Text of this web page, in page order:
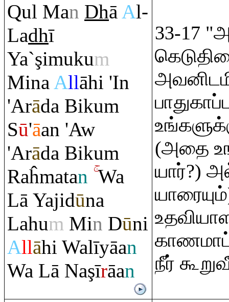
Qul Man DhāAl-
Ladhī
Ya`şimukum
MinaAllāhi 'In
'Arāda Bikum
Sū'āan 'Aw
'Arāda Bikum
Raĥmatan Wa
Lā Yajidūna
Lahum Min Dūni
Allāhi Walīyāan
Wa Lā Naşīrāan
33-17
(அதை
யார்?)
நீர்